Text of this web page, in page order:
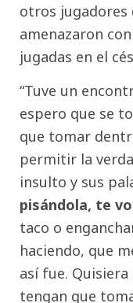
otros jugadores
amenazaron
jugadas en el
“Tuve un
espero que se
que tomar
permitir la
insulto y sus
pisándola, te
taco o
haciendo, que
así fue.
tengan que